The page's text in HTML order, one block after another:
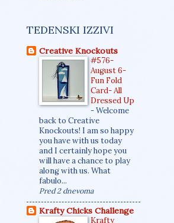
TEDENSKI IZZIVI
Creative Knockouts
#576-
August 6-
Fun Fold
Card- All
Dressed Up
-Welcome
back to Creative
Knockouts! I am so happy
you have with us today
and I certainly hope you
will have a chance to play
along with us. What
fabulo...
Pred 2 dnevoma
Krafty Chicks Challenge
Krafty